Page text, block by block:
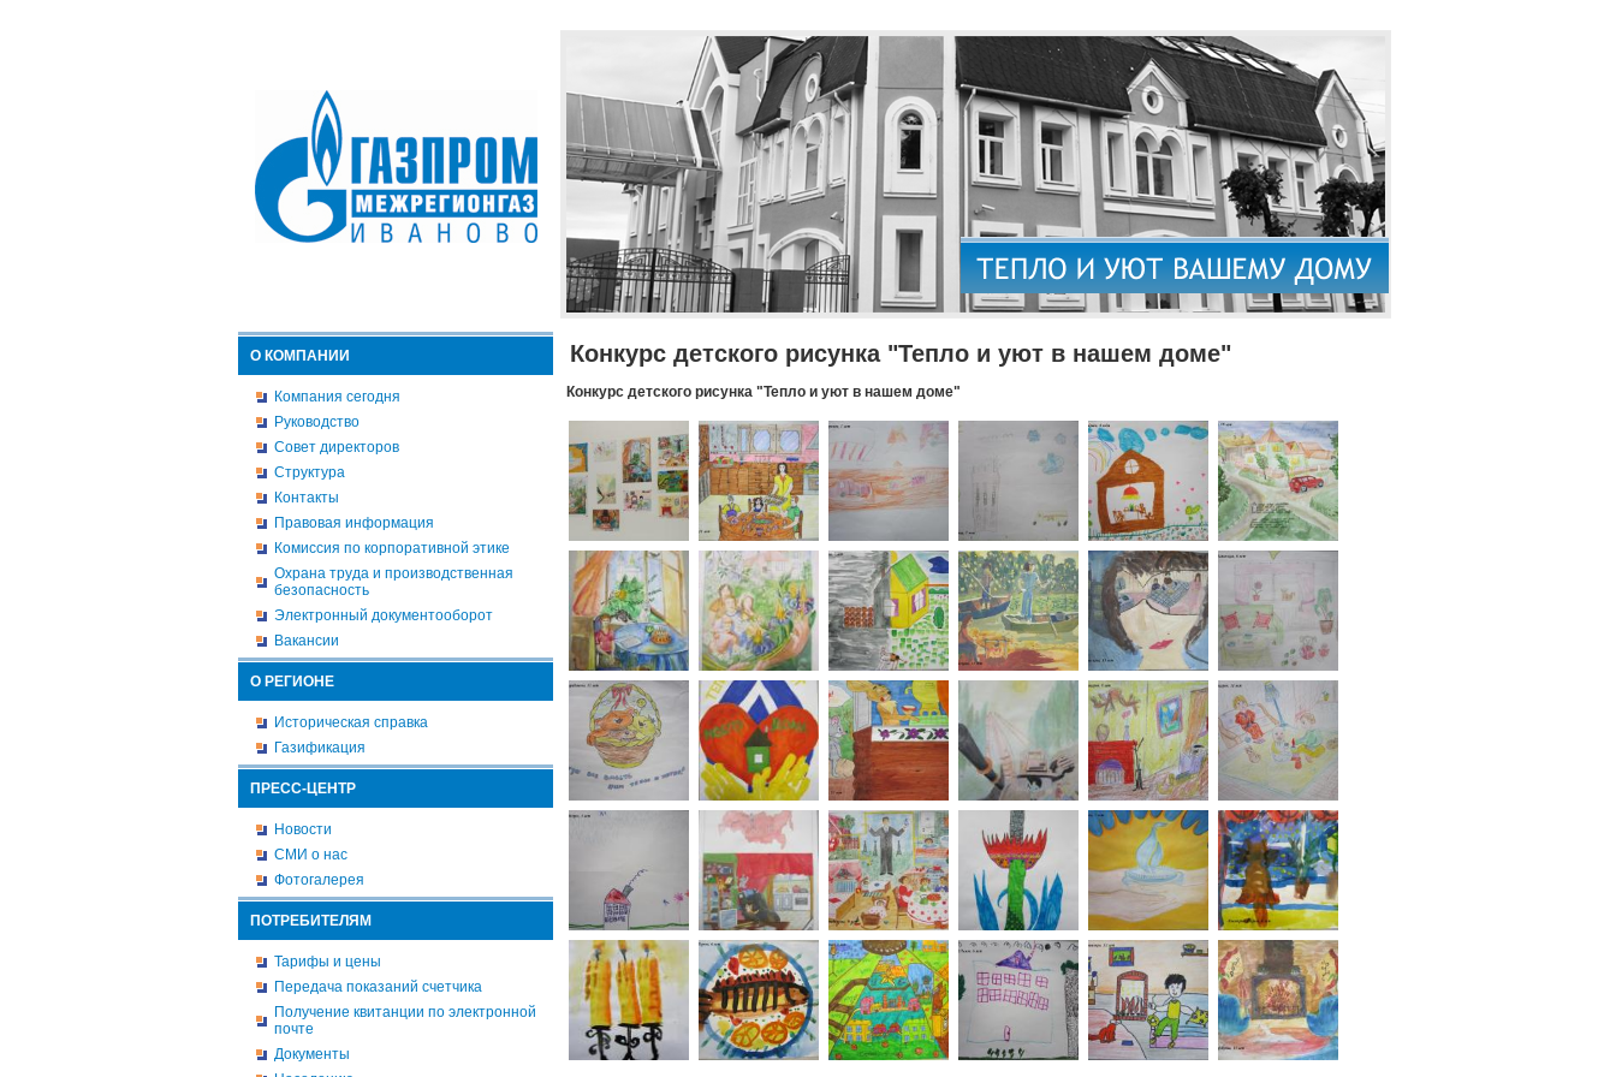
О КОМПАНИИ
Компания сегодня
Руководство
Совет директоров
Структура
Контакты
Правовая информация
Комиссия по корпоративной этике
Охрана труда и производственная
безопасность
Электронный документооборот
Вакансии
О РЕГИОНЕ
Историческая справка
Газификация
ПРЕСС-ЦЕНТР
Новости
СМИ о нас
Фотогалерея
ПОТРЕБИТЕЛЯМ
Тарифы и цены
Передача показаний счетчика
Получение квитанции по электронной
почте
Документы
Конкурс детского рисунка "Тепло и уют в нашем доме"
Конкурс детского рисунка "Тепло и уют в нашем доме"